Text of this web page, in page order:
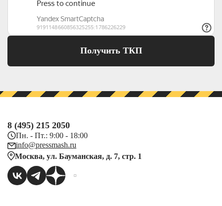
Получить ТКП
8 (495) 215 2050
Пн. - Пт.: 9:00 - 18:00
info@pressmash.ru
Москва, ул. Бауманская, д. 7, стр. 1